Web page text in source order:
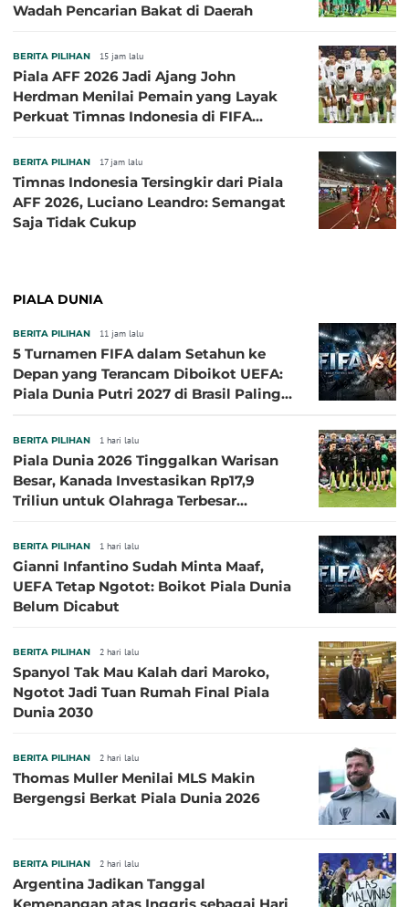
Wadah Pencarian Bakat di Daerah
BERITA PILIHAN 15 jam lalu
Piala AFF 2026 Jadi Ajang John
Herdman Menilai Pemain yang Layak
Perkuat Timnas Indonesia di FIFA
BERITA PILIHAN 17 jam lalu
Timnas Indonesia Tersingkir dari Piala
AFF 2026, Luciano Leandro: Semangat
Saja Tidak Cukup
PIALA DUNIA
BERITA PILIHAN 11 jam lalu
5 Turnamen FIFA dalam Setahun ke
Depan yang Terancam Diboikot UEFA:
Piala Dunia Putri 2027 di Brasil Paling
BERITA PILIHAN 1 hari lalu
Piala Dunia 2026 Tinggalkan Warisan
Besar, Kanada Investasikan Rp17,9
Triliun untuk Olahraga Terbesar
BERITA PILIHAN 1 hari lalu
Gianni Infantino Sudah Minta Maaf,
UEFA Tetap Ngotot: Boikot Piala Dunia
Belum Dicabut
BERITA PILIHAN 2 hari lalu
Spanyol Tak Mau Kalah dari Maroko,
Ngotot Jadi Tuan Rumah Final Piala
Dunia 2030
BERITA PILIHAN 2 hari lalu
Thomas Muller Menilai MLS Makin
Bergengsi Berkat Piala Dunia 2026
BERITA PILIHAN 2 hari lalu
Argentina Jadikan Tanggal
Kemenangan atas Inggris sebagai Hari